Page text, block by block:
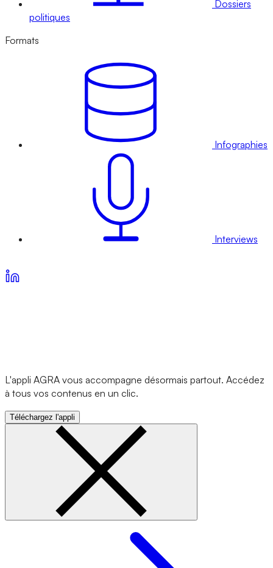
Dossiers
politiques
Formats
Infographies
Interviews
L'appli AGRA vous accompagne désormais partout. Accédez
à tous vos contenus en un clic.
Téléchargez l'appli